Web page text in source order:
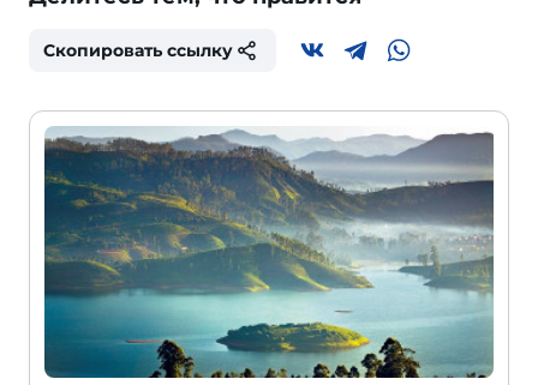
Скопировать ссылку